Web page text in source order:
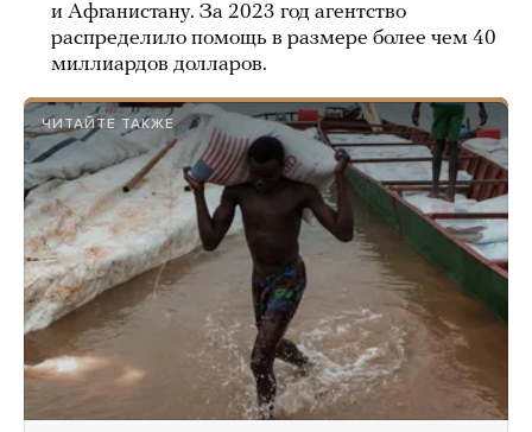
и Афганистану. За 2023 год агентство
распределило помощь в размере более чем 40
миллиардов долларов.
ЧИТАЙТЕ ТАКЖЕ